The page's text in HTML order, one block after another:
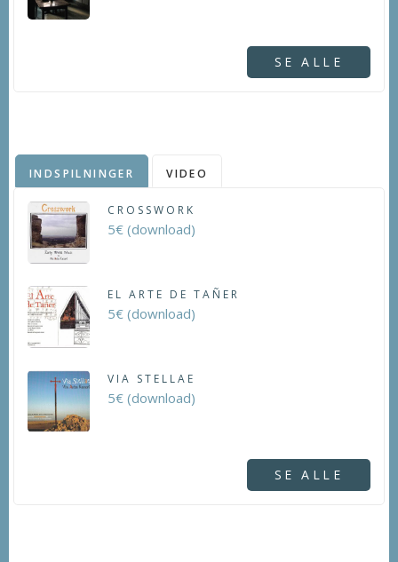
SE ALLE
INDSPILNINGER VIDEO
CROSSWORK
5€ (download)
EL ARTE DE TAÑER
5€ (download)
VIA STELLAE
5€ (download)
SE ALLE